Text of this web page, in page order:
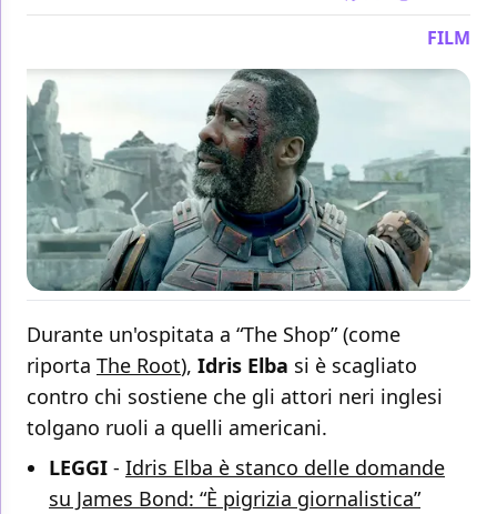
FILM
Durante un'ospitata a “The Shop” (come
riporta The Root), Idris Elba si è scagliato
contro chi sostiene che gli attori neri inglesi
tolgano ruoli a quelli americani.
LEGGI - Idris Elba è stanco delle domande
su James Bond: “È pigrizia giornalistica”